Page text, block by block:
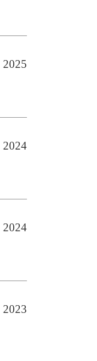
2025
2024
2024
2023